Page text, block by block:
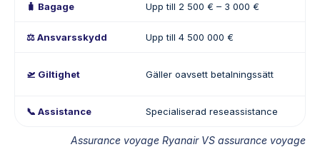
🧳 Bagage Upp till 2 500 € – 3 000 €
⚖️ Ansvarsskydd Upp till 4 500 000 €
🛫 Giltighet Gäller oavsett betalningssätt
📞 Assistance Specialiserad reseassistance
Assurance voyage Ryanair VS assurance voyage